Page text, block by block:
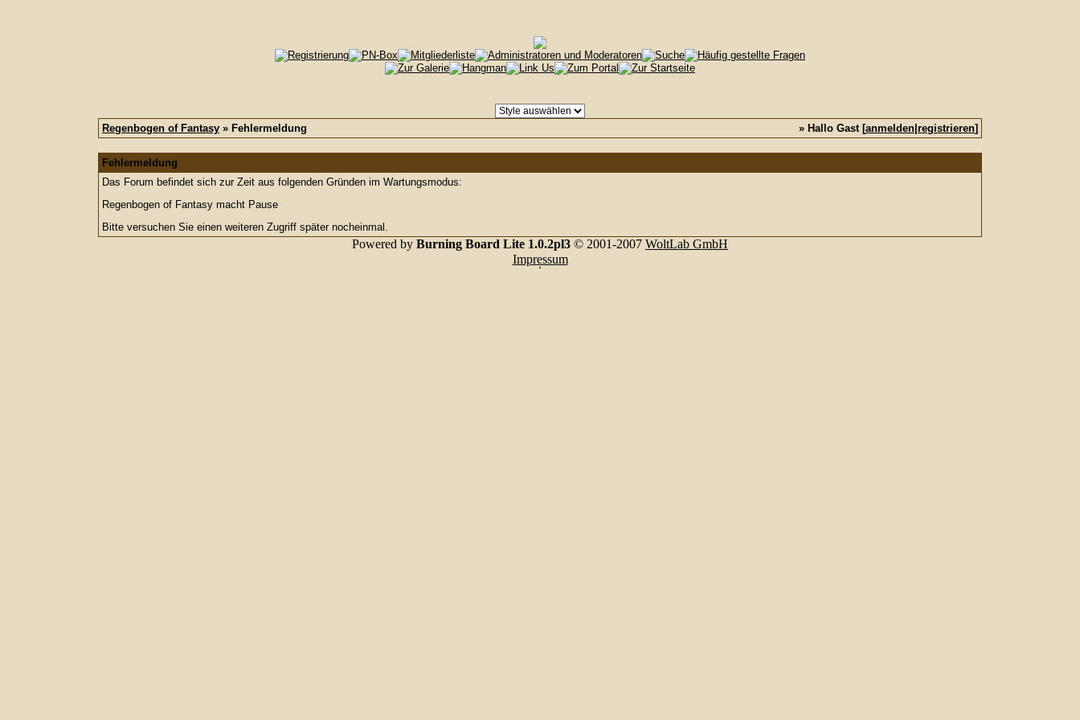
Regenbogen of Fantasy » Fehlermeldung » Hallo Gast [anmelden registrieren]
Fehlermeldung
Das Forum befindet sich zur Zeit aus folgenden Gründen im Wartungsmodus:
Regenbogen of Fantasy macht Pause
Bitte versuchen Sie einen weiteren Zugriff später nocheinmal.
Powered by Burning Board Lite 1.0.2pl3 © 2001-2007 WoltLab GmbH
Impressum